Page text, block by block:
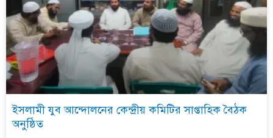
ইসলামী যুব আন্দোলনের কেন্দ্রীয় কমিটির সাপ্তাহিক বৈঠক
অনুষ্ঠিত